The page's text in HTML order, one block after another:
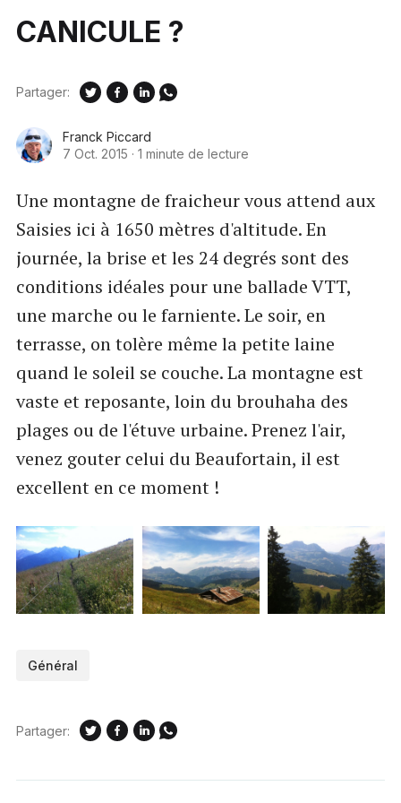
CANICULE ?
Franck Piccard
7 Oct. 2015 · 1 minute de lecture
Partager:
Une montagne de fraicheur vous attend aux
Saisies ici à 1650 mètres d'altitude. En
journée, la brise et les 24 degrés sont des
conditions idéales pour une ballade VTT,
une marche ou le farniente. Le soir, en
terrasse, on tolère même la petite laine
quand le soleil se couche. La montagne est
vaste et reposante, loin du brouhaha des
plages ou de l'étuve urbaine. Prenez l'air,
venez gouter celui du Beaufortain, il est
excellent en ce moment !
Général
Partager: